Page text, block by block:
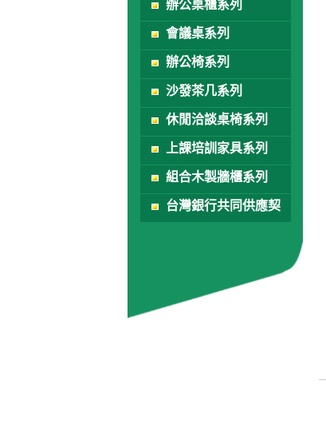
辦公桌櫃系列
會議桌系列
辦公椅系列
沙發茶几系列
休閒洽談桌椅系列
上課培訓家具系列
組合木製牆櫃系列
台灣銀行共同供應契